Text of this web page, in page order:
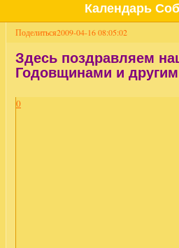
Календарь
Поделиться2009-04-16 08:05:02
Здесь поздравляем
Годовщинами и
0